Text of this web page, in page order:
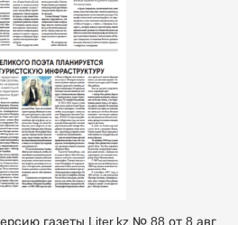
газеты Liter.kz № 88 от 8 авг.